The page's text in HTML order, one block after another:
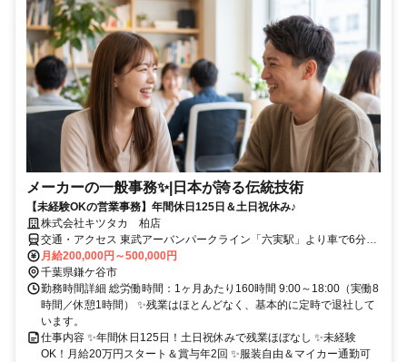
メーカーの一般事務✨️|日本が誇る伝統技術
【未経験OKの営業事務】年間休日125日＆土日祝休み♪
株式会社キツタカ 柏店
交通・アクセス 東武アーバンパークライン「六実駅」より車で6分、
北総線「西白井駅」より車で14分
月給200,000円～500,000円
千葉県鎌ケ谷市
勤務時間詳細 総労働時間：1ヶ月あたり160時間 9:00～18:00（実働8
時間／休憩1時間） ✨残業はほとんどなく、基本的に定時で退社して
います。
仕事内容 ✨年間休日125日！土日祝休みで残業ほぼなし ✨未経験
OK！月給20万円スタート＆賞与年2回 ✨服装自由＆マイカー通勤可